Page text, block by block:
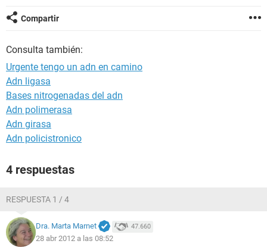
Compartir
Consulta también:
Urgente tengo un adn en camino
Adn ligasa
Bases nitrogenadas del adn
Adn polimerasa
Adn girasa
Adn policistronico
4 respuestas
RESPUESTA 1 / 4
Dra. Marta Marnet 47.660
28 abr 2012 a las 08:52